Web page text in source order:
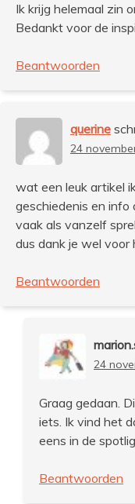
Ik krijg helemaal zin
Bedankt voor de
Beantwoorden
querine
24
wat een leuk artikel
geschiedenis en info
vaak als vanzelf
dus dank je wel
Beantwoorden
24
Graag gedaan.
iets. Ik vind het
eens in de
Beantwoorden